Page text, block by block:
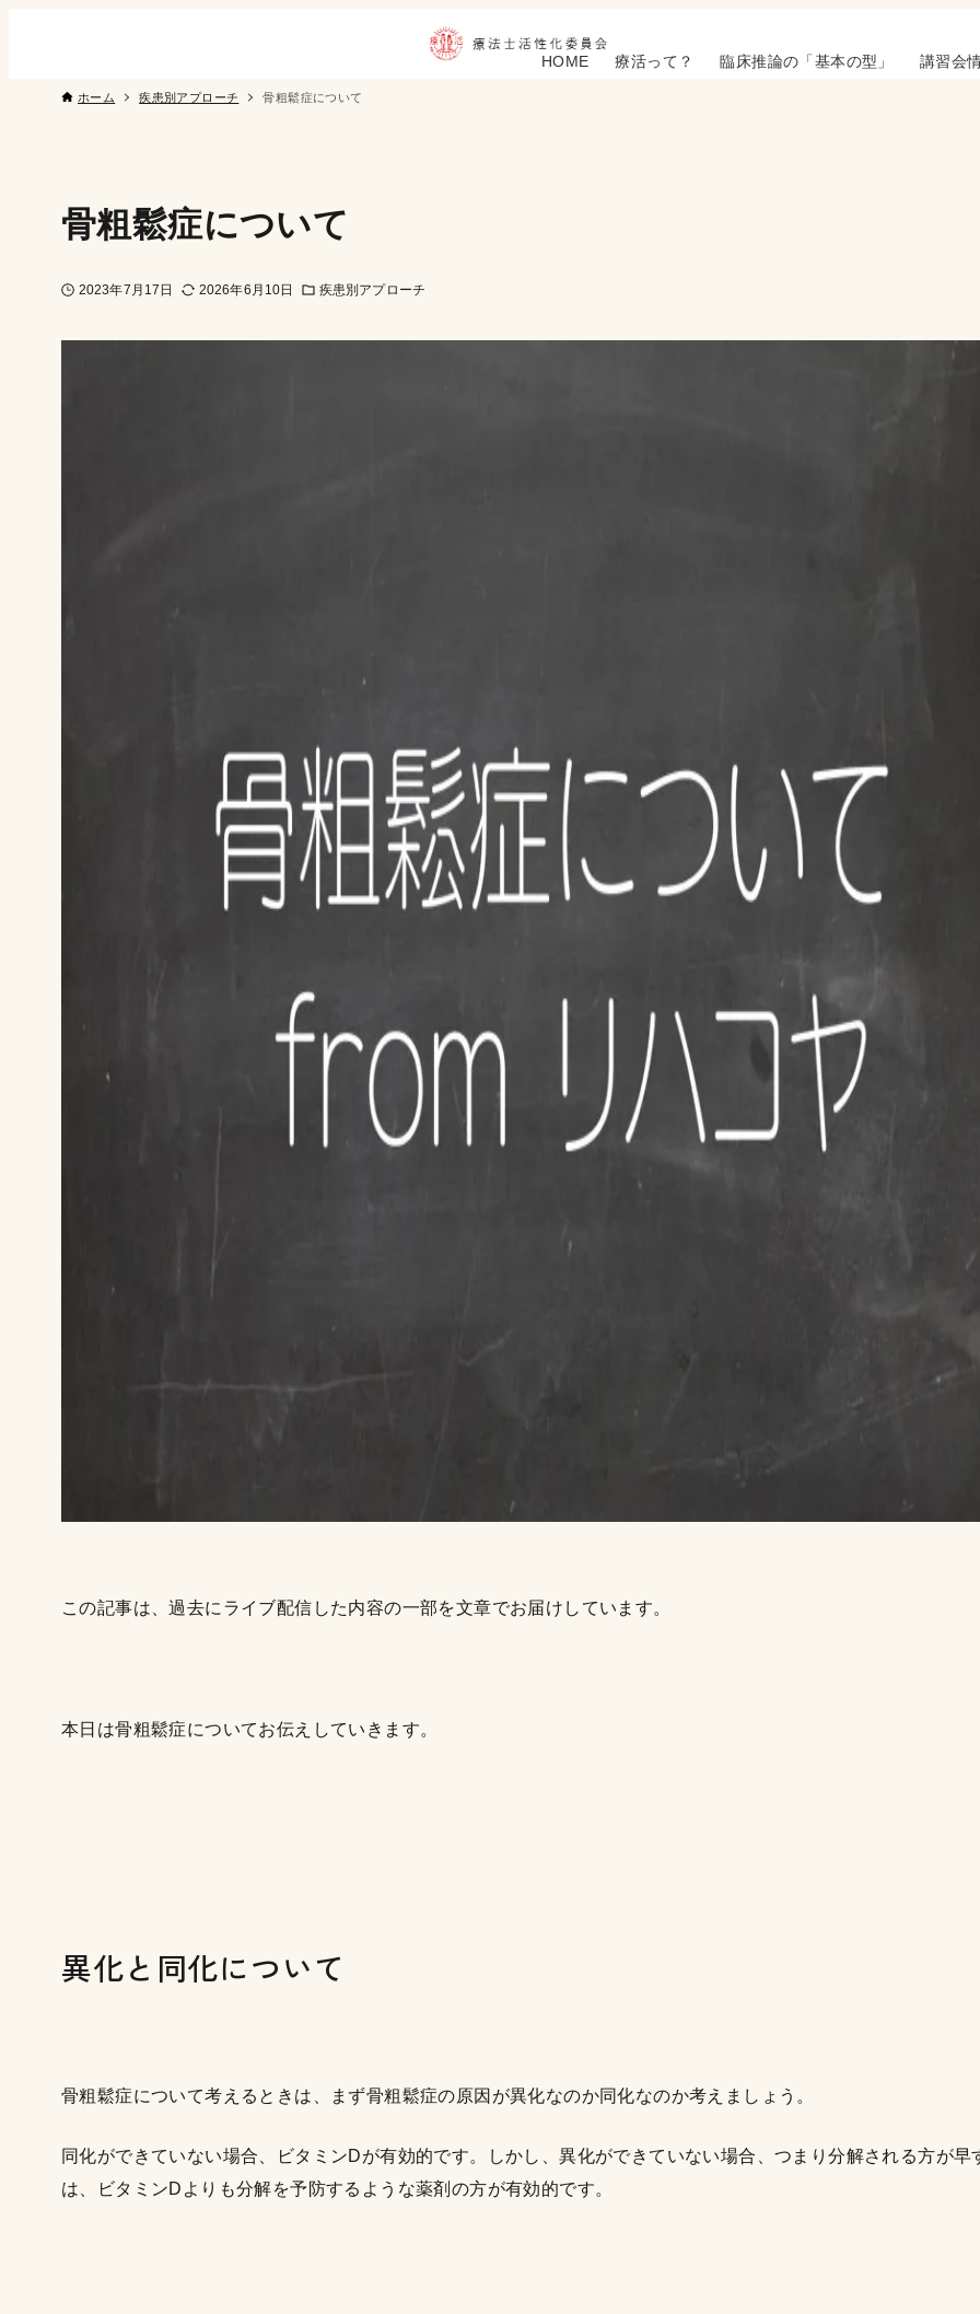
HOME 療活って？ 臨床推論の「基本の型」 講習会
ホーム 疾患別アプローチ 骨粗鬆症について
骨粗鬆症について
2023年7月17日 2026年6月10日 疾患別アプローチ
この記事は、過去にライブ配信した内容の一部を文章でお届けしています。
本日は骨粗鬆症についてお伝えしていきます。
異化と同化について
骨粗鬆症について考えるときは、まず骨粗鬆症の原因が異化なのか同化なのか考えましょう。
同化ができていない場合、ビタミンDが有効的です。しかし、異化ができていない場合、つまり分解される方が早
は、ビタミンDよりも分解を予防するような薬剤の方が有効的です。